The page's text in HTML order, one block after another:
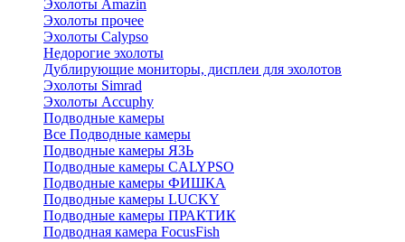
Эхолоты Amazin
Эхолоты прочее
Эхолоты Calypso
Недорогие эхолоты
Дублирующие мониторы, дисплеи для эхолотов
Эхолоты Simrad
Эхолоты Accuphy
Подводные камеры
Все Подводные камеры
Подводные камеры ЯЗЬ
Подводные камеры CALYPSO
Подводные камеры ФИШКА
Подводные камеры LUCKY
Подводные камеры ПРАКТИК
Подводная камера FocusFish